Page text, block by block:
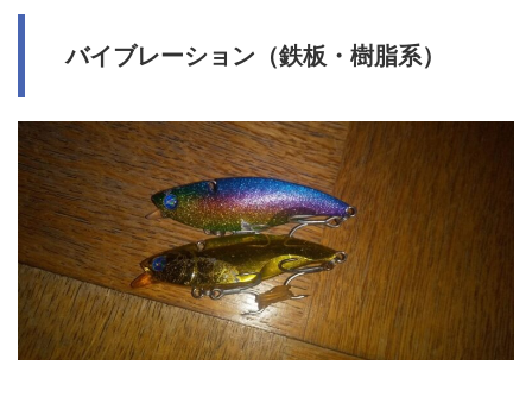
バイブレーション（鉄板・樹脂系）